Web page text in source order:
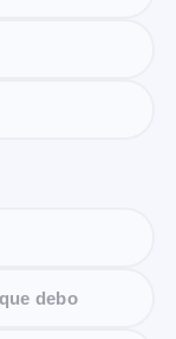
debo